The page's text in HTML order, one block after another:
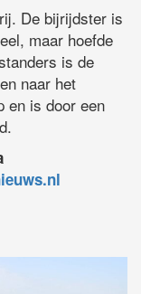
De bijrijdster is
maar hoefde
is de
naar het
en is door een